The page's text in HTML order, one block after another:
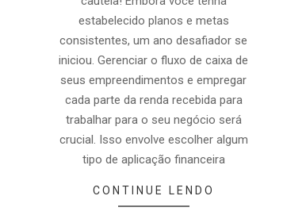
estabelecido planos e metas
consistentes, um ano desafiador se
iniciou. Gerenciar o fluxo de caixa de
seus empreendimentos e empregar
cada parte da renda recebida para
trabalhar para o seu negócio será
crucial. Isso envolve escolher algum
tipo de aplicação financeira
CONTINUE LENDO